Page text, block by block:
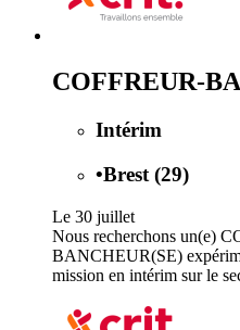
COFFREUR-
Intérim
•Brest (29)
Le 30 juillet
Nous recherchons un(e)
BANCHEUR(SE)
mission en intérim sur le